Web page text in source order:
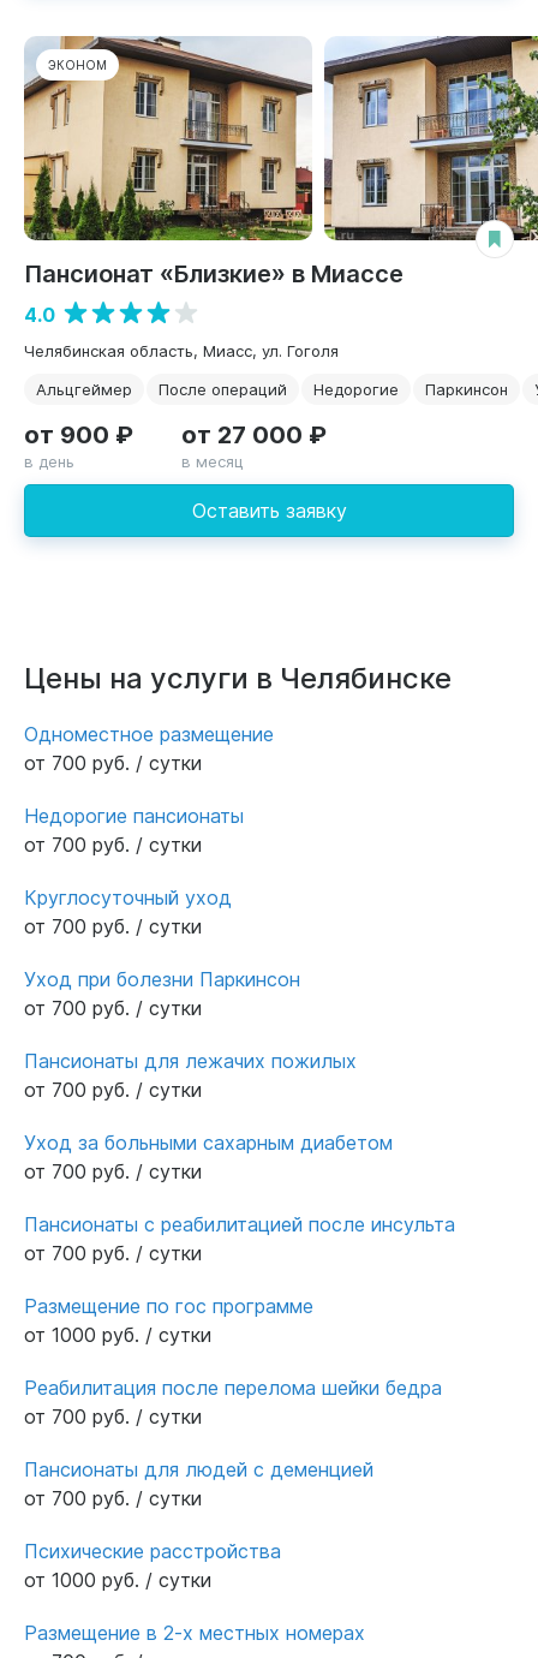
ЭКОНОМ
Пансионат «Близкие» в Миассе
4.0
Челябинская область, Миасс, ул. Гоголя
Альцгеймер
После операций Недорогие Паркинсон
Оставить заявку
от 900 ₽
в день
от 27 000 ₽
в месяц
Цены на услуги в Челябинске
Одноместное размещение
от 700 руб. / сутки
Недорогие пансионаты
от 700 руб. / сутки
Круглосуточный уход
от 700 руб. / сутки
Уход при болезни Паркинсон
от 700 руб. / сутки
Пансионаты для лежачих пожилых
от 700 руб. / сутки
Уход за больными сахарным диабетом
от 700 руб. / сутки
Пансионаты с реабилитацией после инсульта
от 700 руб. / сутки
Размещение по гос программе
от 1000 руб. / сутки
Реабилитация после перелома шейки бедра
от 700 руб. / сутки
Пансионаты для людей с деменцией
от 700 руб. / сутки
Психические расстройства
от 1000 руб. / сутки
Размещение в 2-х местных номерах